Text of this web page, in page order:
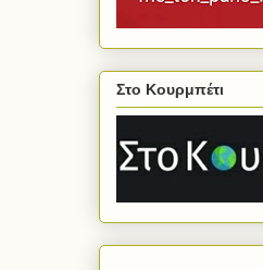
Στο Κουρμπέτι